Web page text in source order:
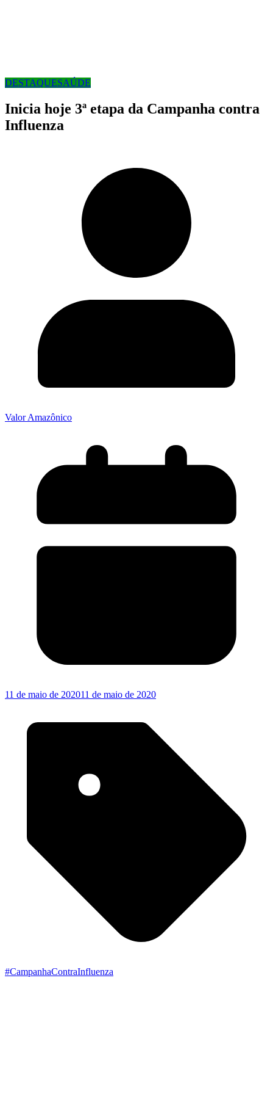
DESTAQUESAÚDE
Inicia hoje 3ª etapa da Campanha contra
Influenza
Valor Amazônico
11 de maio de 202011 de maio de 2020
#CampanhaContraInfluenza